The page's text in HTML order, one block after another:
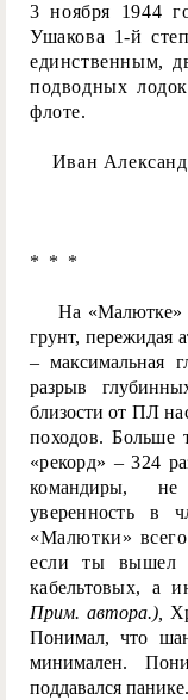
3 ноября 1944
Ушакова 1-й
единственным,
подводных
флоте.
Иван
* * *
На «Малютке»
грунт, пережидая
– максимальная
разрыв
близости от ПЛ
походов. Больше
«рекорд» – 324
командиры, не
уверенность в
«Малютки»
если ты вышел
кабельтовых, а
Прим. автора.),
Понимал, что
минимален.
поддавался панике.